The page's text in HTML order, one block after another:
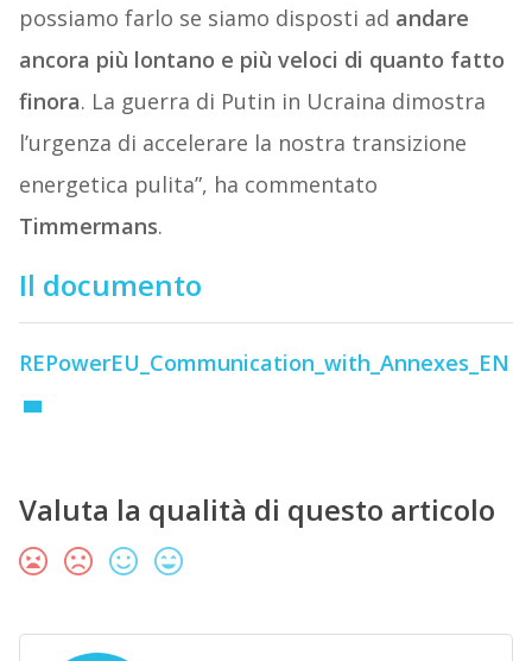
possiamo farlo se siamo disposti ad andare
ancora più lontano e più veloci di quanto fatto
finora. La guerra di Putin in Ucraina dimostra
l’urgenza di accelerare la nostra transizione
energetica pulita”, ha commentato
Timmermans.
Il documento
REPowerEU_Communication_with_Annexes_EN
Valuta la qualità di questo articolo